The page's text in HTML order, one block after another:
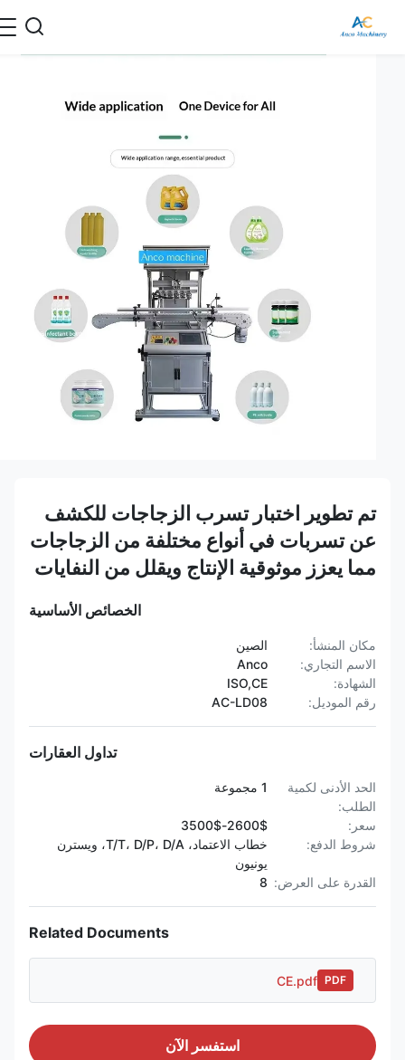
تم تطوير اختبار تسرب الزجاجات للكشف
عن تسربات في أنواع مختلفة من الزجاجات
مما يعزز موثوقية الإنتاج ويقلل من النفايات
الخصائص الأساسية
مكان المنشأ:
الصين
الاسم التجاري:
Anco
الشهادة:
ISO,CE
رقم الموديل:
AC-LD08
تداول العقارات
الحد الأدنى لكمية
الطلب:
1 مجموعة
2600$-3500$
شروط الدفع:
خطاب الاعتماد، T/T، D/P، D/A، ويسترن
يونيون
القدرة على العرض:
8
Related Documents
CE.pdf
استفسر الآن